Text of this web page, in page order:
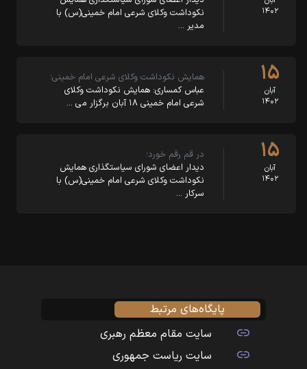
۱۴۰۲
نکوداشت وکلای شرعی امام خمینی(س) با
مدیر …
۱۵
آبان
۱۴۰۲
همایش نکوداشت وکلای شرعی امام خمینی؛
عباس کمساری: همایش نکوداشت وکلای
شرعی امام خمینی ۱۸ آبان برگزار می …
۱۵
آبان
۱۴۰۲
در قم رقم خورد؛
دیدار اعضای شورای سیاستگذاری همایش
نکوداشت وکلای شرعی امام خمینی(س) با
سرکار …
پایگاه‌های مرتبط
سایت مقام معظم رهبری
سایت ریاست جمهوری